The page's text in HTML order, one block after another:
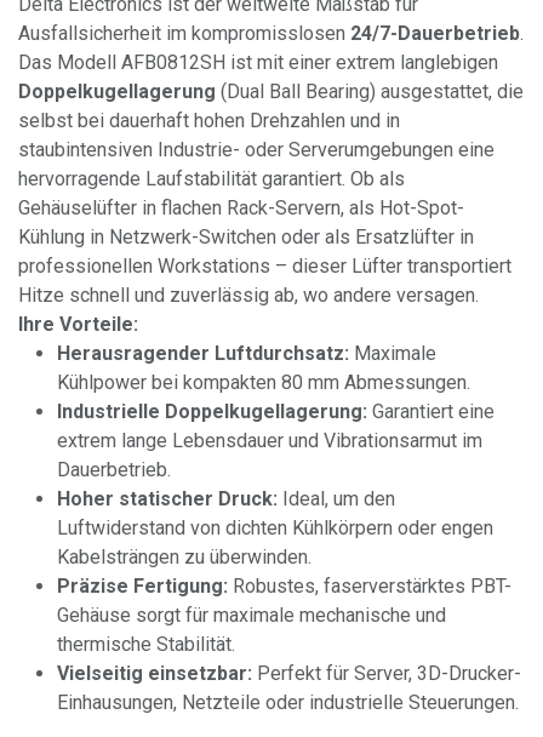
Delta Electronics ist der weltweite Maßstab für
Ausfallsicherheit im kompromisslosen 24/7-Dauerbetrieb.
Das Modell AFB0812SH ist mit einer extrem langlebigen
Doppelkugellagerung (Dual Ball Bearing) ausgestattet, die
selbst bei dauerhaft hohen Drehzahlen und in
staubintensiven Industrie- oder Serverumgebungen eine
hervorragende Laufstabilität garantiert. Ob als
Gehäuselüfter in flachen Rack-Servern, als Hot-Spot-
Kühlung in Netzwerk-Switchen oder als Ersatzlüfter in
professionellen Workstations – dieser Lüfter transportiert
Hitze schnell und zuverlässig ab, wo andere versagen.
Ihre Vorteile:
Herausragender Luftdurchsatz: Maximale
Kühlpower bei kompakten 80 mm Abmessungen.
Industrielle Doppelkugellagerung: Garantiert eine
extrem lange Lebensdauer und Vibrationsarmut im
Dauerbetrieb.
Hoher statischer Druck: Ideal, um den
Luftwiderstand von dichten Kühlkörpern oder engen
Kabelsträngen zu überwinden.
Präzise Fertigung: Robustes, faserverstärktes PBT-
Gehäuse sorgt für maximale mechanische und
thermische Stabilität.
Vielseitig einsetzbar: Perfekt für Server, 3D-Drucker-
Einhausungen, Netzteile oder industrielle Steuerungen.